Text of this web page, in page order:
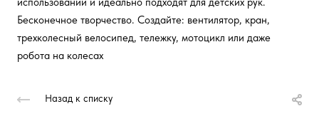
Бесконечное творчество. Создайте: вентилятор, кран,
трехколесный велосипед, тележку, мотоцикл или даже
робота на колесах
Назад к списку